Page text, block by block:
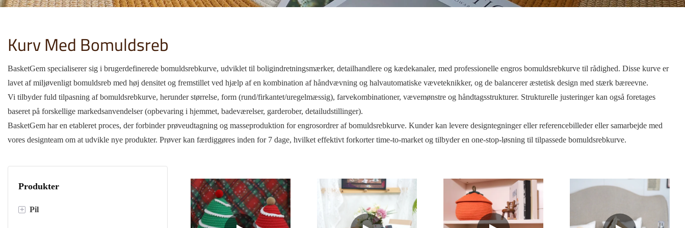
Kurv Med Bomuldsreb
BasketGem specialiserer sig i brugerdefinerede bomuldsrebkurve, udviklet til boligindretningsmærker, detailhandlere og kædekanaler, med professionelle engros bomuldsrebkurve til rådighed. Disse kurve er
lavet af miljøvenligt bomuldsreb med høj densitet og fremstillet ved hjælp af en kombination af håndvævning og halvautomatiske væveteknikker, og de balancerer æstetisk design med stærk bæreevne.
Vi tilbyder fuld tilpasning af bomuldsrebkurve, herunder størrelse, form (rund/firkantet/uregelmæssig), farvekombinationer, vævemønstre og håndtagsstrukturer. Strukturelle justeringer kan også foretages
baseret på forskellige markedsanvendelser (opbevaring i hjemmet, badeværelser, garderober, detailudstillinger).
BasketGem har en etableret proces, der forbinder prøveudtagning og masseproduktion for engrosordrer af bomuldsrebkurve. Kunder kan levere designtegninger eller referencebilleder eller samarbejde med
vores designteam om at udvikle nye produkter. Prøver kan færdiggøres inden for 7 dage, hvilket effektivt forkorter time-to-market og tilbyder en one-stop-løsning til tilpassede bomuldsrebkurve.
Produkter
+ Pil